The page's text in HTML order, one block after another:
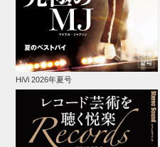
HiVi 2026年夏号